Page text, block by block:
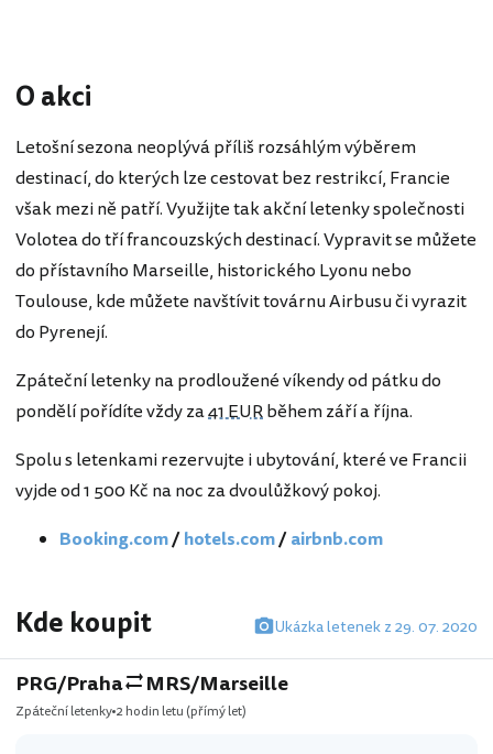
O akci
Letošní sezona neoplývá příliš rozsáhlým výběrem
destinací, do kterých lze cestovat bez restrikcí, Francie
však mezi ně patří. Využijte tak akční letenky společnosti
Volotea do tří francouzských destinací. Vypravit se můžete
do přístavního Marseille, historického Lyonu nebo
Toulouse, kde můžete navštívit továrnu Airbusu či vyrazit
do Pyrenejí.
Zpáteční letenky na prodloužené víkendy od pátku do
pondělí pořídíte vždy za41 EURběhem září a října.
Spolu s letenkami rezervujte i ubytování, které ve Francii
vyjde od 1 500 Kč na noc za dvoulůžkový pokoj.
Booking.com/hotels.com/airbnb.com
Kde koupit Ukázka letenek z 29. 07. 2020
PRG/Praha MRS/Marseille
Zpáteční letenky 2 hodin letu (přímý let)